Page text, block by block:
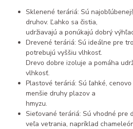
Sklenené teráriá: Sú
druhov. Ľahko sa čistia,
udržiavajú a ponúkajú dobrý
Drevené teráriá: Sú ideálne pre
potrebujú vyššiu vlhkosť.
Drevo dobre izoluje a pomáha
vlhkosť.
Plastové teráriá: Sú ľahké,
menšie druhy plazov a
hmyzu.
Sieťované teráriá: Sú vhodné pre
veľa vetrania, napríklad